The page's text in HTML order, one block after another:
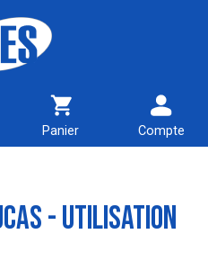
Panier Compte
- Utilisation